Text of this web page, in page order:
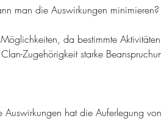
man die Auswirkungen minimieren?
da bestimmte
Zugehörigkeit starke
Auswirkungen hat die Auferlegung